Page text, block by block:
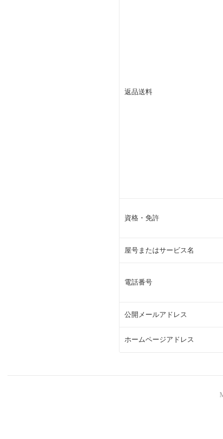
返品送料
資格・免許
屋号またはサービス名
電話番号
公開メールアドレス
ホームページアドレス